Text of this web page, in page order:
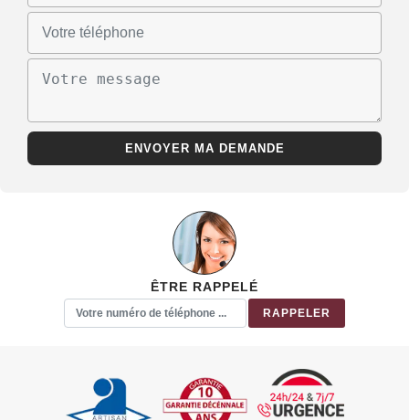
ÊTRE RAPPELÉ